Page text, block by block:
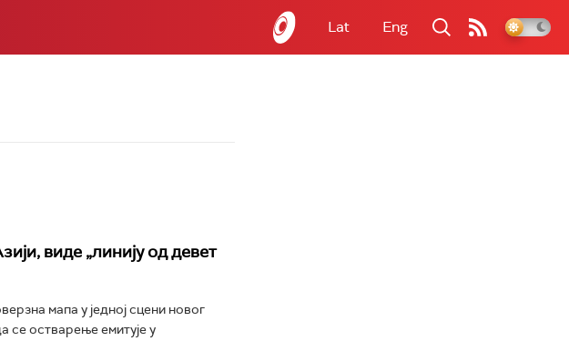
Lat Eng
виде „линију од девет
мапа у једној сцени новог
се остварење емитује у